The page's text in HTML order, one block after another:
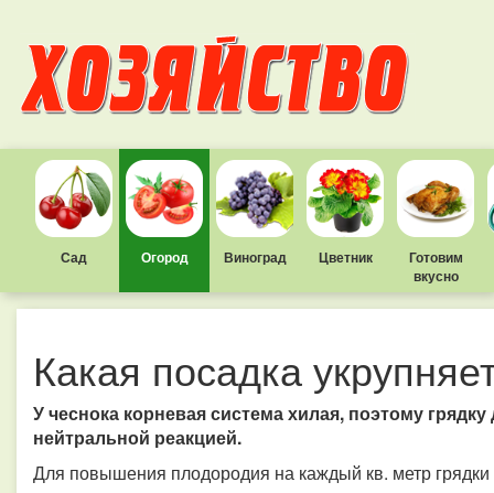
Сад Огород Виноград Цветник
Готовим
вкусно
Какая посадка
У чеснока корневая система хилая, поэтому
нейтральной реакцией.
Для повышения плодородия на каждый кв. метр грядки